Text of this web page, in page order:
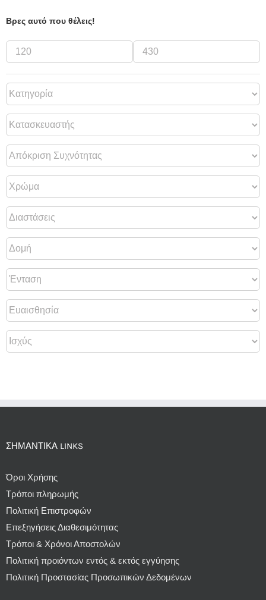
Βρες αυτό που θέλεις!
ΣΗΜΑΝΤΙΚΆ LINKS
Όροι Χρήσης
Τρόποι πληρωμής
Πολιτική Επιστροφών
Επεξηγήσεις Διαθεσιμότητας
Τρόποι & Χρόνοι Αποστολών
Πολιτική προιόντων εντός & εκτός εγγύησης
Πολιτική Προστασίας Προσωπικών Δεδομένων